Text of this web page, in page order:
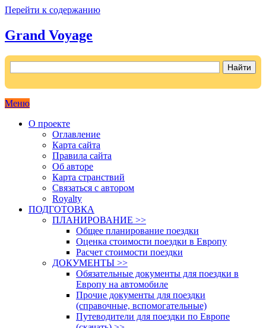
Перейти к содержанию
Grand Voyage
Меню
О проекте
Оглавление
Карта сайта
Правила сайта
Об авторе
Карта странствий
Связаться с автором
Royalty
ПОДГОТОВКА
ПЛАНИРОВАНИЕ >>
Общее планирование поездки
Оценка стоимости поездки в Европу
Расчет стоимости поездки
ДОКУМЕНТЫ >>
Обязательные документы для поездки в
Европу на автомобиле
Прочие документы для поездки
(справочные, вспомогательные)
Путеводители для поездки по Европе